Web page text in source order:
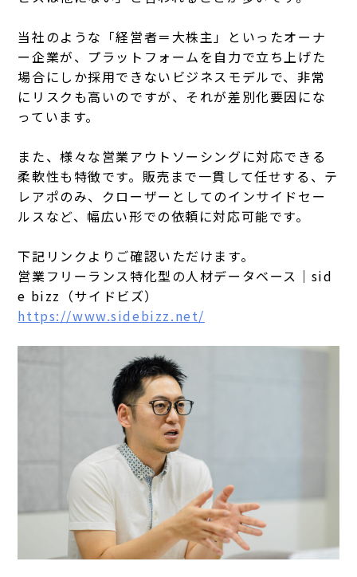
当社のような「経営者＝大株主」といったオーナ
ー企業が、プラットフォームを自力で立ち上げた
場合にしか採用できないビジネスモデルで、非常
にリスクも高いのですが、それが差別化要因にな
っています。
また、様々な営業アウトソーシングに対応できる
柔軟性も特徴です。販売まで一貫して任せする、テ
レアポのみ、クローザーとしてのインサイドセー
ルスなど、幅広い形での依頼に対応可能です。
下記リンクよりご確認いただけます。
営業フリーランス特化型の人材データベース｜sid
e bizz（サイドビズ）
https://www.sidebizz.net/